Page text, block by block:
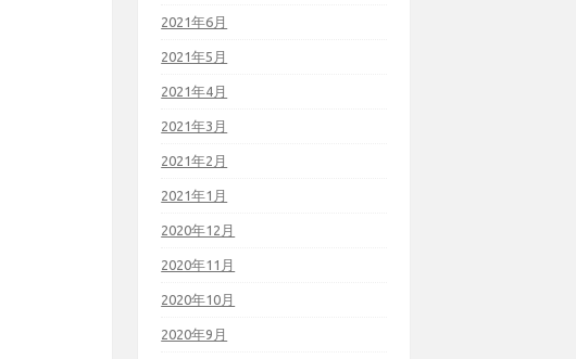
2021年6月
2021年5月
2021年4月
2021年3月
2021年2月
2021年1月
2020年12月
2020年11月
2020年10月
2020年9月